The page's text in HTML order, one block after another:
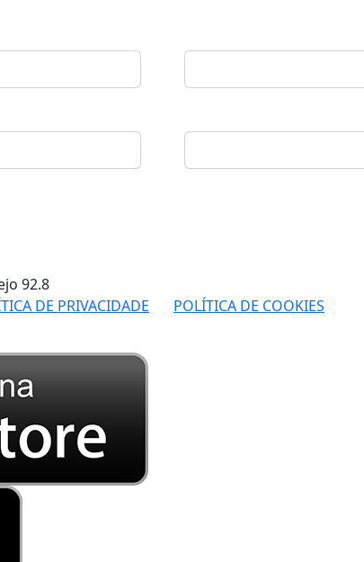
92.8
DE PRIVACIDADE
POLÍTICA DE COOKIES